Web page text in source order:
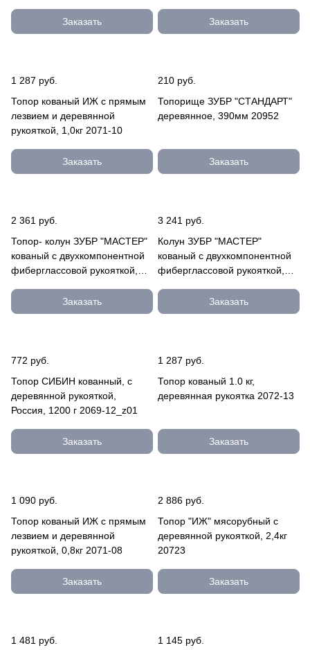
Заказать
"ушастый", 1к 20623-10
Заказать
1 287 руб.
Топор кованый ИЖ с прямым
лезвием и деревянной
рукояткой, 1,0кг 2071-10
Заказать
210 руб.
Топорище ЗУБР "СТАНДАРТ"
деревянное, 390мм 20952
Заказать
2 361 руб.
Топор- колун ЗУБР "МАСТЕР"
кованый с двухкомпонентной
фиберглассовой рукояткой,
Заказать
3 241 руб.
Колун ЗУБР "МАСТЕР"
кованый с двухкомпонентной
фиберглассовой рукояткой,
Заказать
772 руб.
Топор СИБИН кованный, с
деревянной рукояткой,
Россия, 1200 г 2069-12_z01
Заказать
1 287 руб.
Топор кованый 1.0 кг,
деревянная рукоятка 2072-13
Заказать
1 090 руб.
Топор кованый ИЖ с прямым
лезвием и деревянной
рукояткой, 0,8кг 2071-08
Заказать
2 886 руб.
Топор "ИЖ" мясорубный с
деревянной рукояткой, 2,4кг
20723
Заказать
1 481 руб. 1 145 руб.